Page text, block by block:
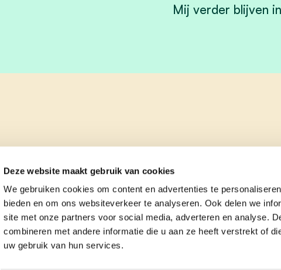
Deze website maakt gebruik van cookies
We gebruiken cookies om content en advertenties te
bieden en om ons websiteverkeer te analyseren. Ook delen we
site met onze partners voor social media, adverteren en analyse.
combineren met andere informatie die u aan ze heeft verstrekt of
uw gebruik van hun services.
Mij verder blijven